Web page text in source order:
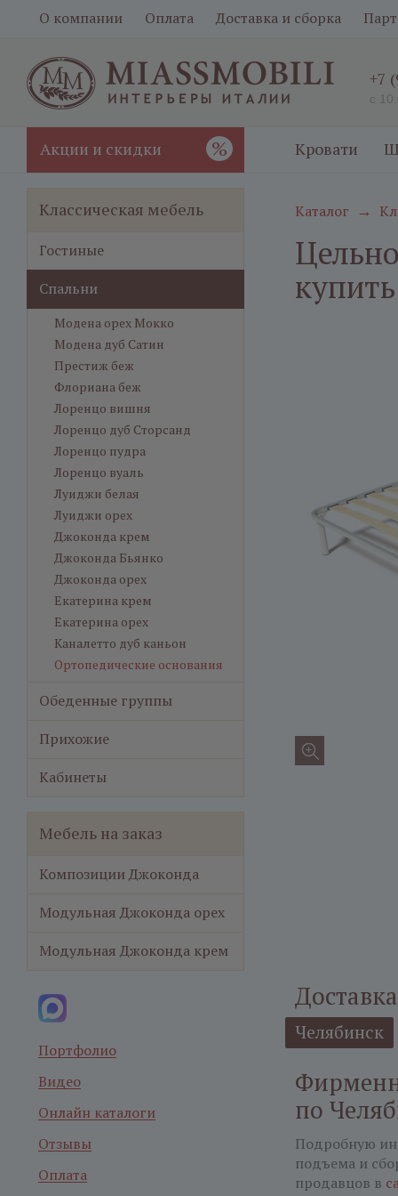
О компании Оплата Доставка и сборка
+7
с
Акции и скидки % Кровати
Каталог →
Челябинск
по
Подробную
подъема и
продавцов в
Классическая мебель
Гостиные
Спальни
Модена орех Мокко
Модена дуб Сатин
Престиж беж
Флориана беж
Лоренцо вишня
Лоренцо дуб Сторсанд
Лоренцо пудра
Лоренцо вуаль
Луиджи белая
Луиджи орех
Джоконда крем
Джоконда Бьянко
Джоконда орех
Екатерина крем
Екатерина орех
Каналетто дуб каньон
Ортопедические основания
Обеденные группы
Прихожие
Кабинеты
Мебель на заказ
Композиции Джоконда
Модульная Джоконда орех
Модульная Джоконда крем
Портфолио
Видео
Онлайн каталоги
Отзывы
Оплата